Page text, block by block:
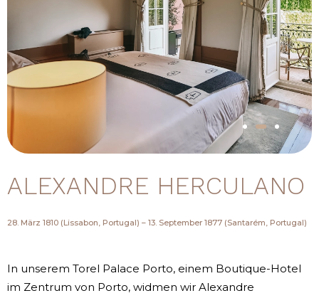
ALEXANDRE HERCULANO
28. März 1810 (Lissabon, Portugal) – 13. September 1877 (Santarém, Portugal)
In unserem Torel Palace Porto, einem Boutique-Hotel
im Zentrum von Porto, widmen wir Alexandre